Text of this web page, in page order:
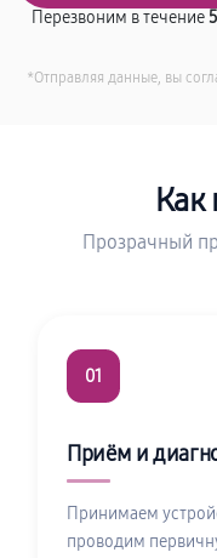
Перезвоним в течение
*Отправляя данные, вы
Прозрачный
01
Приём и
Принимаем
проводим